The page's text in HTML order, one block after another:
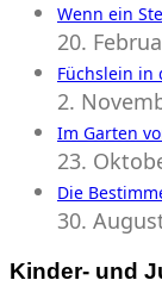
Wenn ein
20.
Füchslein in
2.
Im Garten
23.
Die
30.
Kinder- und